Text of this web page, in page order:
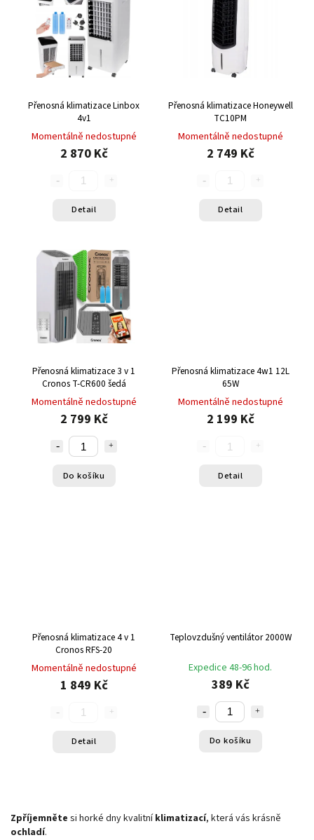
Přenosná klimatizace Linbox
4v1
Momentálně nedostupné
2 870 Kč
Detail
Přenosná klimatizace Honeywell
TC10PM
Momentálně nedostupné
2 749 Kč
Detail
Přenosná klimatizace 3 v 1
Cronos T-CR600 šedá
Momentálně nedostupné
2 799 Kč
Do košíku
Přenosná klimatizace 4w1 12L
65W
Momentálně nedostupné
2 199 Kč
Detail
Přenosná klimatizace 4 v 1
Cronos RFS-20
Momentálně nedostupné
1 849 Kč
Detail
Teplovzdušný ventilátor 2000W
Expedice 48-96 hod.
389 Kč
Do košíku
Zpříjemněte si horké dny kvalitníklimatizací, která vás krásně
ochladí.